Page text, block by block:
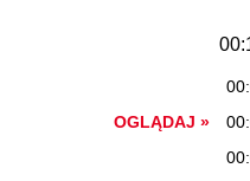
OGLĄDAJ »